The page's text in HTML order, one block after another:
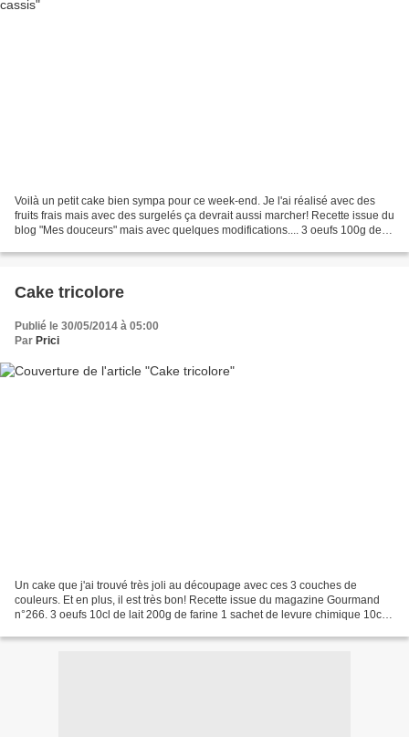
Voilà un petit cake bien sympa pour ce week-end. Je l'ai réalisé avec des
fruits frais mais avec des surgelés ça devrait aussi marcher! Recette issue du
blog "Mes douceurs" mais avec quelques modifications.... 3 oeufs 100g de
Cake tricolore
Publié le 30/05/2014 à 05:00
Par Prici
Un cake que j'ai trouvé très joli au découpage avec ces 3 couches de
couleurs. Et en plus, il est très bon! Recette issue du magazine Gourmand
n°266. 3 oeufs 10cl de lait 200g de farine 1 sachet de levure chimique 10cl